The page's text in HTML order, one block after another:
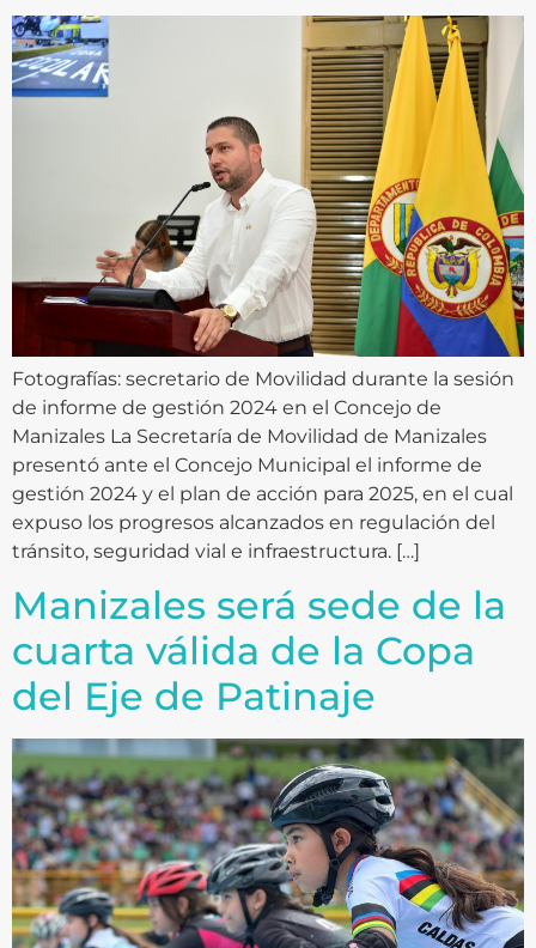
Fotografías: secretario de Movilidad durante la sesión
de informe de gestión 2024 en el Concejo de
Manizales La Secretaría de Movilidad de Manizales
presentó ante el Concejo Municipal el informe de
gestión 2024 y el plan de acción para 2025, en el cual
expuso los progresos alcanzados en regulación del
tránsito, seguridad vial e infraestructura. […]
Manizales será sede de la
cuarta válida de la Copa
del Eje de Patinaje